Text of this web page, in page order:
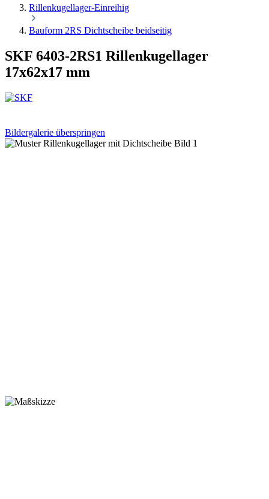
Rillenkugellager-Einreihig
Bauform 2RS Dichtscheibe beidseitig
SKF 6403-2RS1 Rillenkugellager
17x62x17 mm
Bildergalerie überspringen